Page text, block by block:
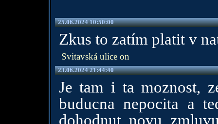
25.06.2024 10:50:00
Zkus to zatím platit v
Svitavská ulice on
23.06.2024 21:44:40
Je tam i ta moznost,
buducna nepocita a
dohodnut novu